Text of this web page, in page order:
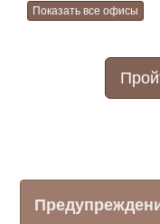
Показать все офисы